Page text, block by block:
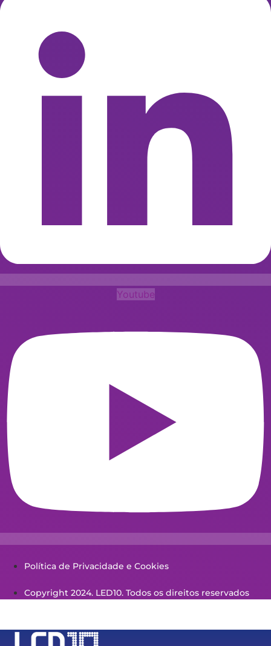
Youtube
Política de Privacidade e Cookies
Copyright 2024. LED10. Todos os direitos reservados